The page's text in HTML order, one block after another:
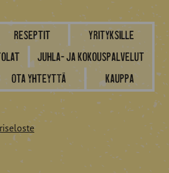
Reseptit
Yrityksille
Juhla- ja kokouspalvelut
Ota yhteyttä Kauppa